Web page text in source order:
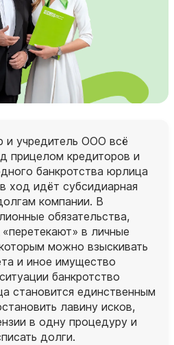
и учредитель ООО всё
прицелом кредиторов и
банкротства юрлица
ход идёт субсидиарная
компании. В
обязательства,
в личные
можно взыскивать
и иное имущество
банкротство
становится единственным
лавину исков,
в одну процедуру и
долги.